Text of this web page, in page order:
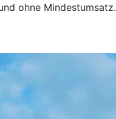
ohne Mindestumsatz.